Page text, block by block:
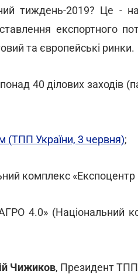
тиждень-2019? Це -
експортного
та європейські ринки.
40 ділових заходів
(ТПП України, 3 червня);
комплекс «Експоцентр
4.0» (Національний
Чижиков, Президент ТПП